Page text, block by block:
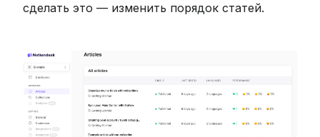
сделать это — изменить порядок статей.